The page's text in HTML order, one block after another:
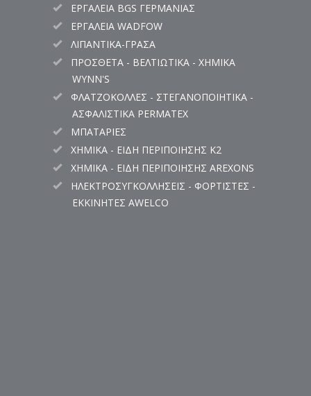
ΕΡΓΑΛΕΙΑ BGS ΓΕΡΜΑΝΙΑΣ
ΕΡΓΑΛΕΙΑ WADFOW
ΛΙΠΑΝΤΙΚΑ-ΓΡΑΣΑ
ΠΡΟΣΘΕΤΑ - ΒΕΛΤΙΩΤΙΚΑ - ΧΗΜΙΚΑ
WYNN'S
ΦΛΑΤΖΟΚΟΛΛΕΣ - ΣΤΕΓΑΝΟΠΟΙΗΤΙΚΑ -
ΑΣΦΑΛΙΣΤΙΚΑ PERMATEX
ΜΠΑΤΑΡΙΕΣ
ΧΗΜΙΚΑ - ΕΙΔΗ ΠΕΡΙΠΟΙΗΣΗΣ K2
ΧΗΜΙΚΑ - ΕΙΔΗ ΠΕΡΙΠΟΙΗΣΗΣ AREXONS
ΗΛΕΚΤΡΟΣΥΓΚΟΛΛΗΣΕΙΣ - ΦΟΡΤΙΣΤΕΣ -
ΕΚΚΙΝΗΤΕΣ AWELCO